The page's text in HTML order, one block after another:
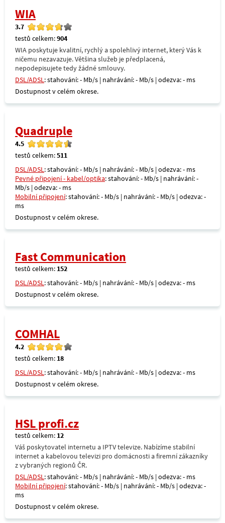
WIA
3.7
testů celkem:904
WIA poskytuje kvalitní, rychlý a spolehlivý internet, který Vás k
ničemu nezavazuje. Většina služeb je předplacená,
nepodepisujete tedy žádné smlouvy.
DSL/ADSL: stahování: - Mb/s | nahrávání: - Mb/s | odezva: - ms
Dostupnost v celém okrese.
Quadruple
4.5
testů celkem:511
DSL/ADSL: stahování: - Mb/s | nahrávání: - Mb/s | odezva: - ms
Pevné připojení - kabel/optika: stahování: - Mb/s | nahrávání: -
Mb/s | odezva: - ms
Mobilní připojení: stahování: - Mb/s | nahrávání: - Mb/s | odezva: -
ms
Dostupnost v celém okrese.
Fast Communication
testů celkem: 152
DSL/ADSL: stahování: - Mb/s | nahrávání: - Mb/s | odezva: - ms
Dostupnost v celém okrese.
COMHAL
4.2
testů celkem: 18
DSL/ADSL: stahování: - Mb/s | nahrávání: - Mb/s | odezva: - ms
Dostupnost v celém okrese.
HSL profi.cz
testů celkem: 12
Váš poskytovatel internetu a IPTV televize. Nabízíme stabilní
internet a kabelovou televizi pro domácnosti a firemní zákazníky
z vybraných regionů ČR.
DSL/ADSL: stahování: - Mb/s | nahrávání: - Mb/s | odezva: - ms
Mobilní připojení: stahování: - Mb/s | nahrávání: - Mb/s | odezva: -
ms
Dostupnost v celém okrese.